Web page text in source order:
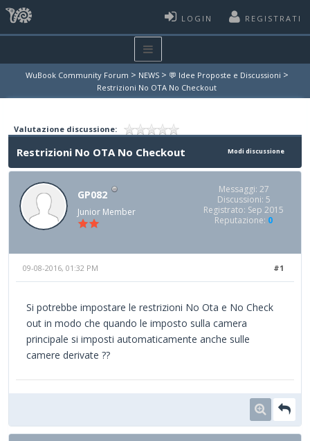
LOGIN REGISTRATI
WuBook Community Forum > NEWS > 💬 Idee Proposte e Discussioni >
Restrizioni No OTA No Checkout
Valutazione discussione:
Modi discussione
Restrizioni No OTA No Checkout
GP082
Junior Member
Messaggi: 27
Discussioni: 5
Registrato: Sep 2015
Reputazione: 0
#1
09-08-2016, 01:32 PM
Si potrebbe impostare le restrizioni No Ota e No Check
out in modo che quando le imposto sulla camera
principale si imposti automaticamente anche sulle
camere derivate ??